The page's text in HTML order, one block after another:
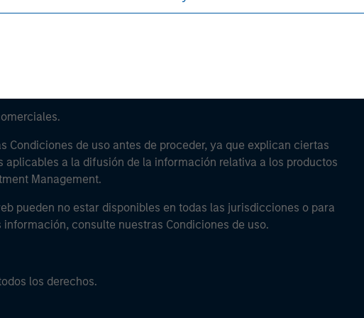
Condiciones de uso antes de proceder, ya que explican ciertas
a la difusión de la información relativa a los productos
Management.
pueden no estar disponibles en todas las jurisdicciones o para
consulte nuestras Condiciones de uso.
los derechos.